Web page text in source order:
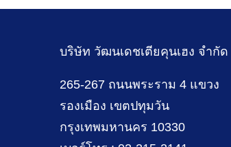
บริษัท วัฒนเดชเตียคุนเฮง จำกัด
265-267 ถนนพระราม 4 แขวง
รองเมือง เขตปทุมวัน
กรุงเทพมหานคร 10330